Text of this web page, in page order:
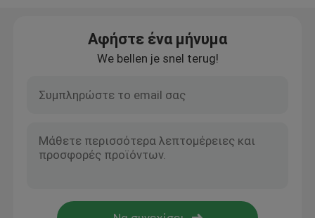
Αφήστε ένα μήνυμα
We bellen je snel terug!